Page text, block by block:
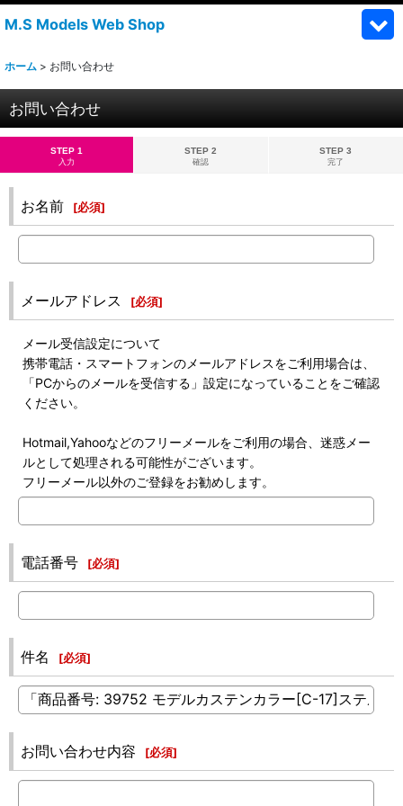
M.S Models Web Shop
ホーム > お問い合わせ
お問い合わせ
STEP 1
入力
STEP 2
確認
STEP 3
完了
お名前 [必須]
メールアドレス [必須]
メール受信設定について
携帯電話・スマートフォンのメールアドレスをご利用場合は、
「PCからのメールを受信する」設定になっていることをご確認
ください。
Hotmail,Yahooなどのフリーメールをご利用の場合、迷惑メー
ルとして処理される可能性がございます。
フリーメール以外のご登録をお勧めします。
電話番号 [必須]
件名 [必須]
お問い合わせ内容 [必須]